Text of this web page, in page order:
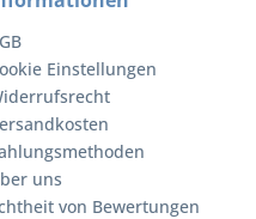
Einstellungen
uns
von Bewertungen